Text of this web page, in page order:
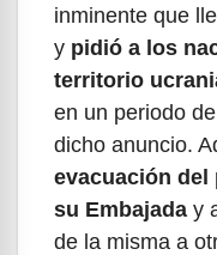
inminente que
y pidió a los
territorio
en un periodo
dicho anuncio.
evacuación del
su Embajada y
de la misma a